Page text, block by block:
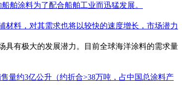
舶涂料为了配合船舶工业而迅猛发展。
材料，对其需求也将以较快的速度增长，市场潜力
有极大的发展潜力。目前全球海洋涂料的需求量
量约3亿公升（约折合>38万吨，占中国总涂料产